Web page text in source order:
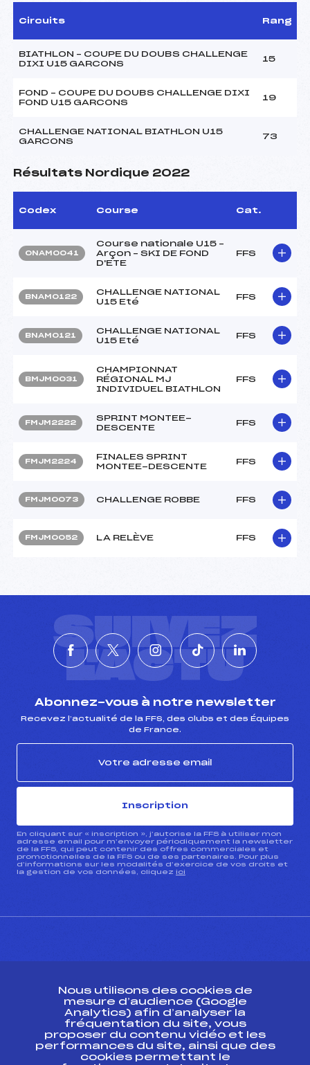
Circuits Rang
BIATHLON – COUPE DU DOUBS CHALLENGE
DIXI U15 GARCONS
15
FOND – COUPE DU DOUBS CHALLENGE DIXI
FOND U15 GARCONS
19
CHALLENGE NATIONAL BIATHLON U15
GARCONS
73
Résultats Nordique 2022
Codex Course Cat.
ONAM0041
Course nationale U15 –
Arçon – SKI DE FOND
D'ETE
FFS
BNAM0122
CHALLENGE NATIONAL
U15 Eté
FFS
BNAM0121
CHALLENGE NATIONAL
U15 Eté
FFS
BMJM0031
CHAMPIONNAT
RÉGIONAL MJ
INDIVIDUEL BIATHLON
FFS
FMJM2222
SPRINT MONTEE-
DESCENTE
FFS
FMJM2224
FINALES SPRINT
MONTEE-DESCENTE
FFS
FMJM0073 CHALLENGE ROBBE FFS
FMJM0052 LA RELÈVE FFS
SUIVEZ
L'ACTU
Abonnez-vous à notre newsletter
Recevez l’actualité de la FFS, des clubs et des Équipes
de France.
Inscription
En cliquant sur « inscription », j’autorise la FFS à utiliser mon
adresse email pour m’envoyer périodiquement la newsletter
de la FFS, qui peut contenir des offres commerciales et
promotionnelles de la FFS ou de ses partenaires. Pour plus
d’informations sur les modalités d’exercice de vos droits et
la gestion de vos données, cliquez ici
ESPACE PRESSE
Ressources
Pass’Neige
Nous utilisons des cookies de
mesure d’audience (Google
Analytics) afin d’analyser la
fréquentation du site, vous
proposer du contenu vidéo et les
performances du site, ainsi que des
cookies permettant le